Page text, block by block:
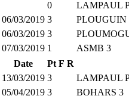
0 LAMPAUL
06/03/2019 3 PLOUGUIN
06/03/2019 3
07/03/2019 1 ASMB 3
Date Pt F R
13/03/2019 3 LAMPAUL
05/04/2019 3 BOHARS 3